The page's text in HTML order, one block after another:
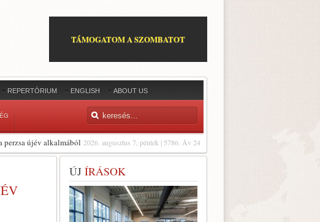
TÁMOGATOM A SZOMBATOT
REPERTÓRIUM ENGLISH ABOUT US
2026. augusztus 7, péntek | 5786. Áv 24
perzsa újév alkalmából
ÚJ ÍRÁSOK